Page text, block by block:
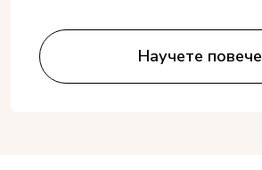
Научете повече